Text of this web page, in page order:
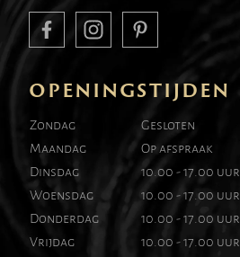
OPENINGSTIJDEN
Zondag
Gesloten
Maandag
Op afspraak
Dinsdag
10.00 - 17.00 uur
Woensdag
10.00 - 17.00 uur
Donderdag
10.00 - 17.00 uur
Vrijdag
10.00 - 17.00 uur